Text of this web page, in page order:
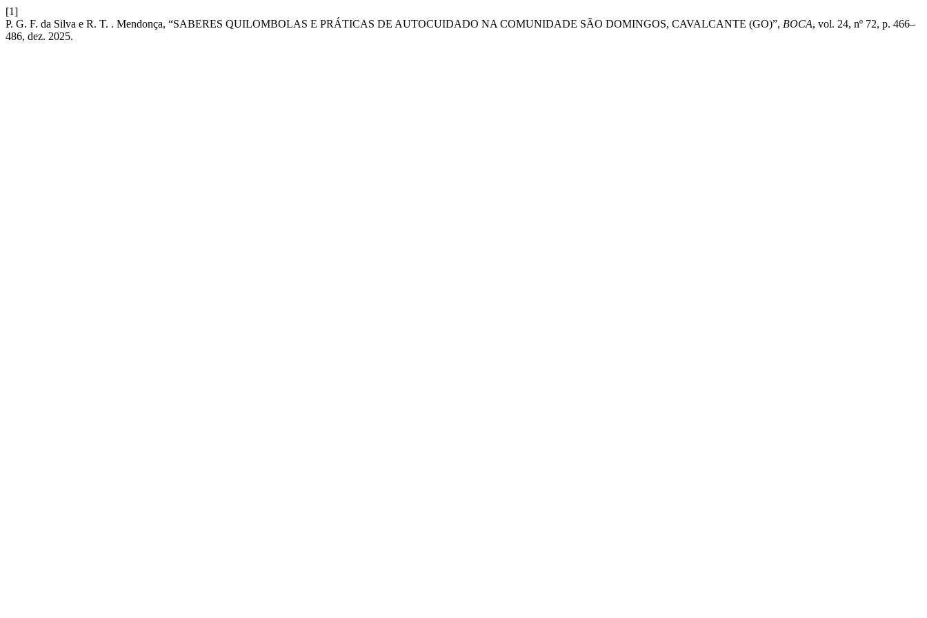
[1]
P. G. F. da Silva e R. T. . Mendonça, “SABERES QUILOMBOLAS E PRÁTICAS DE AUTOCUIDADO NA COMUNIDADE SÃO DOMINGOS, CAVALCANTE (GO)”, BOCA, vol. 24, nº 72, p. 466–
486, dez. 2025.